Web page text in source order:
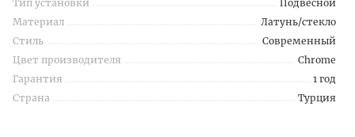
Тип установки
Подвесной
Материал
Латунь/стекло
Стиль
Современный
Цвет производителя
Chrome
Гарантия
1 год
Страна
Турция